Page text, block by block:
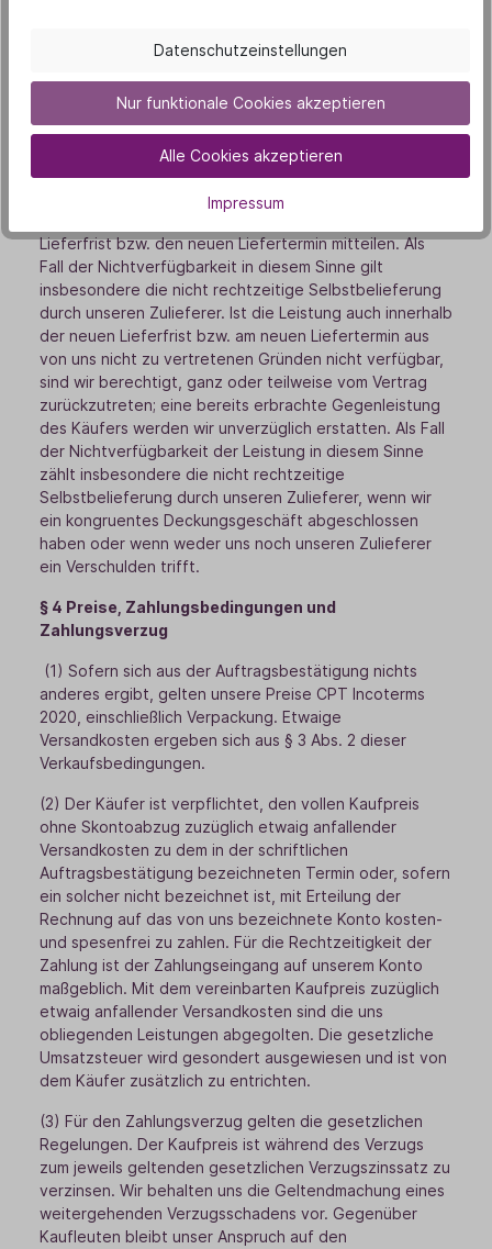
innerhalb der vereinbarten Lieferfristen bzw. bis zum
vereinbarten Liefertermin berechtigt, soweit dies für
den Käufer zumutbar ist.
(6) Sofern wir verbindliche Lieferfristen oder
Liefertermine aus Gründen, die wir nicht zu vertreten
haben, nicht einhalten können (Nichtverfügbarkeit der
Leistung), werden wir den Käufer hierüber unverzüglich
Lieferfrist bzw. den neuen Liefertermin mitteilen. Als
Fall der Nichtverfügbarkeit in diesem Sinne gilt
insbesondere die nicht rechtzeitige Selbstbelieferung
durch unseren Zulieferer. Ist die Leistung auch innerhalb
der neuen Lieferfrist bzw. am neuen Liefertermin aus
von uns nicht zu vertretenen Gründen nicht verfügbar,
sind wir berechtigt, ganz oder teilweise vom Vertrag
zurückzutreten; eine bereits erbrachte Gegenleistung
des Käufers werden wir unverzüglich erstatten. Als Fall
der Nichtverfügbarkeit der Leistung in diesem Sinne
zählt insbesondere die nicht rechtzeitige
Selbstbelieferung durch unseren Zulieferer, wenn wir
ein kongruentes Deckungsgeschäft abgeschlossen
haben oder wenn weder uns noch unseren Zulieferer
ein Verschulden trifft.
§ 4 Preise, Zahlungsbedingungen und
Zahlungsverzug
(1) Sofern sich aus der Auftragsbestätigung nichts
anderes ergibt, gelten unsere Preise CPT Incoterms
2020, einschließlich Verpackung. Etwaige
Versandkosten ergeben sich aus § 3 Abs. 2 dieser
Verkaufsbedingungen.
(2) Der Käufer ist verpflichtet, den vollen Kaufpreis
ohne Skontoabzug zuzüglich etwaig anfallender
Versandkosten zu dem in der schriftlichen
Auftragsbestätigung bezeichneten Termin oder, sofern
ein solcher nicht bezeichnet ist, mit Erteilung der
Rechnung auf das von uns bezeichnete Konto kosten-
und spesenfrei zu zahlen. Für die Rechtzeitigkeit der
Zahlung ist der Zahlungseingang auf unserem Konto
maßgeblich. Mit dem vereinbarten Kaufpreis zuzüglich
etwaig anfallender Versandkosten sind die uns
obliegenden Leistungen abgegolten. Die gesetzliche
Umsatzsteuer wird gesondert ausgewiesen und ist von
dem Käufer zusätzlich zu entrichten.
(3) Für den Zahlungsverzug gelten die gesetzlichen
Regelungen. Der Kaufpreis ist während des Verzugs
zum jeweils geltenden gesetzlichen Verzugszinssatz zu
verzinsen. Wir behalten uns die Geltendmachung eines
weitergehenden Verzugsschadens vor. Gegenüber
Kaufleuten bleibt unser Anspruch auf den
Datenschutzeinstellungen
Nur funktionale Cookies akzeptieren
Alle Cookies akzeptieren
Impressum